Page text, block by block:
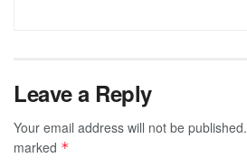
Leave a Reply
Your email address will not be published.
marked *